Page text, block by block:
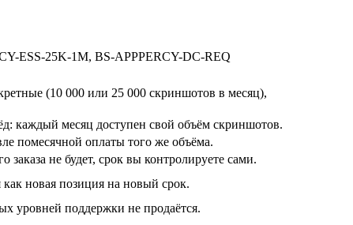
ESS-25K-1M, BS-APPPERCY-DC-REQ
(10 000 или 25 000 скриншотов в месяц),
каждый месяц доступен свой объём скриншотов.
помесячной оплаты того же объёма.
не будет, срок вы контролируете сами.
новая позиция на новый срок.
уровней поддержки не продаётся.